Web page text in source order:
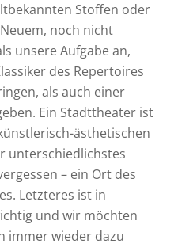
Stoffen oder
noch nicht
unsere Aufgabe an,
des Repertoires
als auch einer
Ein Stadttheater ist
ästhetischen
unterschiedlichstes
– ein Ort des
Letzteres ist in
und wir möchten
immer wieder dazu